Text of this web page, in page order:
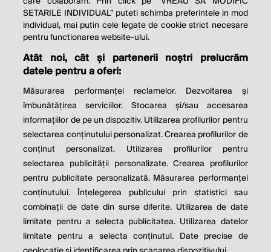
THE SOCIAL RESPONSIBILITY OF
BUSINESS IS TO INCREASE ITS
PROFITS.
Milton Friedman
© 2026 Profit.ro. Toate drepturile rezervate.
Dezvoltat de1616.ro
Contact Publicitate Despre noi
Politica de cookie Politica de
confidențialitate
SETARILE INDIVIDUAL” puteti schimba preferintele in mod
individual, mai putin cele legate de cookie strict necesare
pentru functionarea website-ului.
Atât noi, cât și partenerii noștri prelucrăm
datele pentru a oferi:
Măsurarea performanței reclamelor. Dezvoltarea și
îmbunătățirea serviciilor. Stocarea și/sau accesarea
informațiilor de pe un dispozitiv. Utilizarea profilurilor pentru
selectarea conținutului personalizat. Crearea profilurilor de
conținut personalizat. Utilizarea profilurilor pentru
selectarea publicității personalizate. Crearea profilurilor
pentru publicitate personalizată. Măsurarea performanței
conținutului. Înțelegerea publicului prin statistici sau
combinații de date din surse diferite. Utilizarea de date
limitate pentru a selecta publicitatea. Utilizarea datelor
limitate pentru a selecta conținutul. Date precise de